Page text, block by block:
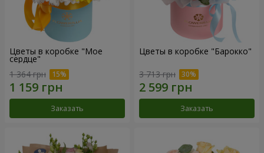
Цветы в коробке "Мое
сердце"
1 364 грн
Заказать
Цветы в коробке "Барокко"
3 713 грн
Заказать